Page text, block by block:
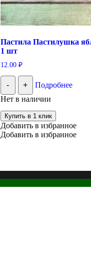
Пастила Пастилушка
1 шт
12.00 ₽
- +
Подробнее
Нет в наличии
Купить в 1 клик
Добавить в избранное
Добавить в избранное